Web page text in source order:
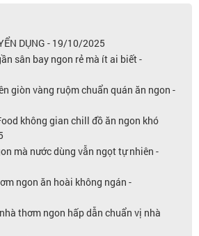
DỤNG - 19/10/2025
sân bay ngon rẻ mà ít ai biết -
giòn vàng ruộm chuẩn quán ăn ngon -
không gian chill đồ ăn ngon khó
mà nước dùng vẫn ngọt tự nhiên -
ngon ăn hoài không ngán -
thơm ngon hấp dẫn chuẩn vị nhà